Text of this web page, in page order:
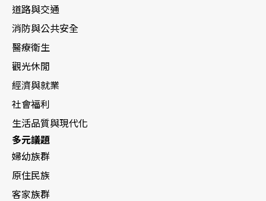
道路與交通
消防與公共安全
醫療衛生
觀光休閒
經濟與就業
社會福利
生活品質與現代化
多元議題
婦幼族群
原住民族
客家族群